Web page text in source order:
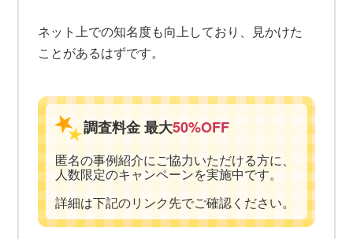
ネット上での知名度も向上しており、見かけた
ことがあるはずです。
調査料金 最大50%OFF
匿名の事例紹介にご協力いただける方に、
人数限定のキャンペーンを実施中です。
詳細は下記のリンク先でご確認ください。